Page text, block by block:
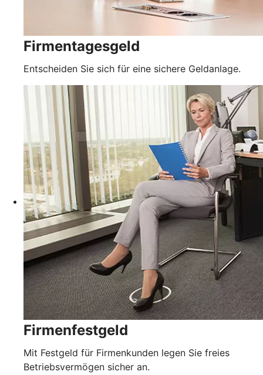
Firmentagesgeld
Entscheiden Sie sich für eine sichere Geldanlage.
Firmenfestgeld
Mit Festgeld für Firmenkunden legen Sie freies
Betriebsvermögen sicher an.